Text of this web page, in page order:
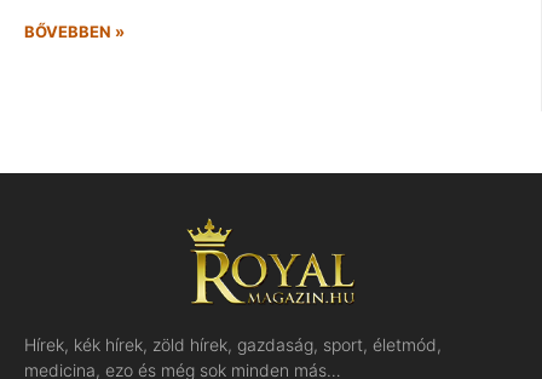
BŐVEBBEN »
Hírek, kék hírek, zöld hírek, gazdaság, sport, életmód,
medicina, ezo és még sok minden más…